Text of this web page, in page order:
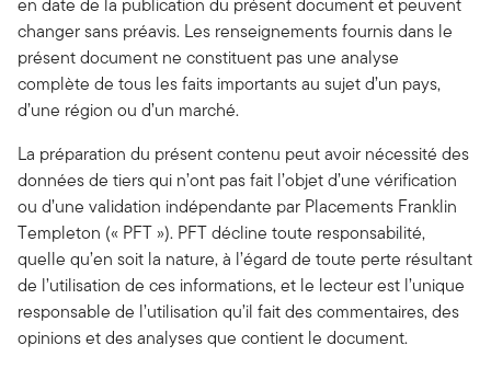
en date de la publication du présent document et peuvent
changer sans préavis. Les renseignements fournis dans le
présent document ne constituent pas une analyse
complète de tous les faits importants au sujet d’un pays,
d’une région ou d’un marché.
La préparation du présent contenu peut avoir nécessité des
données de tiers qui n’ont pas fait l’objet d’une vérification
ou d’une validation indépendante par Placements Franklin
Templeton (« PFT »). PFT décline toute responsabilité,
quelle qu’en soit la nature, à l’égard de toute perte résultant
de l’utilisation de ces informations, et le lecteur est l’unique
responsable de l’utilisation qu’il fait des commentaires, des
opinions et des analyses que contient le document.